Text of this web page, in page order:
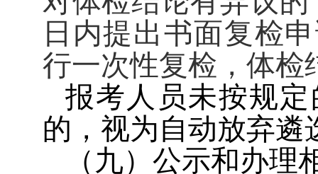
日内提出书面复检
行一次性复检，体检
报考人员未按规
的，视为自动放弃遴
（九）公示和办理